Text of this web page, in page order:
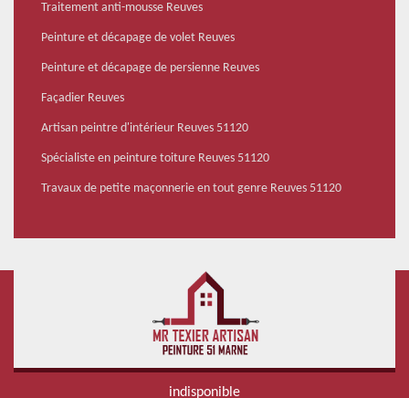
Traitement anti-mousse Reuves
Peinture et décapage de volet Reuves
Peinture et décapage de persienne Reuves
Façadier Reuves
Artisan peintre d'intérieur Reuves 51120
Spécialiste en peinture toiture Reuves 51120
Travaux de petite maçonnerie en tout genre Reuves 51120
indisponible